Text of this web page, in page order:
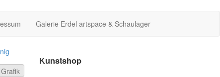
Galerie Erdel artspace & Schaulager
Kunstshop